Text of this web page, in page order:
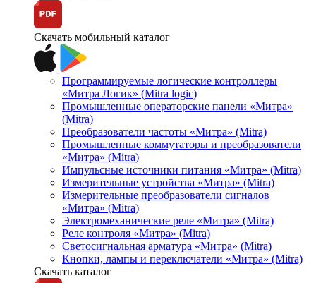
Скачать мобильный каталог
Программируемые логические контроллеры
«Митра Логик» (Mitra logic)
Промышленные операторские панели «Митра»
(Mitra)
Преобразователи частоты «Митра» (Mitra)
Промышленные коммутаторы и преобразователи
«Митра» (Mitra)
Импульсные источники питания «Митра» (Mitra)
Измерительные устройства «Митра» (Mitra)
Измерительные преобразователи сигналов
«Митра» (Mitra)
Электромеханические реле «Митра» (Mitra)
Реле контроля «Митра» (Mitra)
Светосигнальная арматура «Митра» (Mitra)
Кнопки, лампы и переключатели «Митра» (Mitra)
Скачать каталог